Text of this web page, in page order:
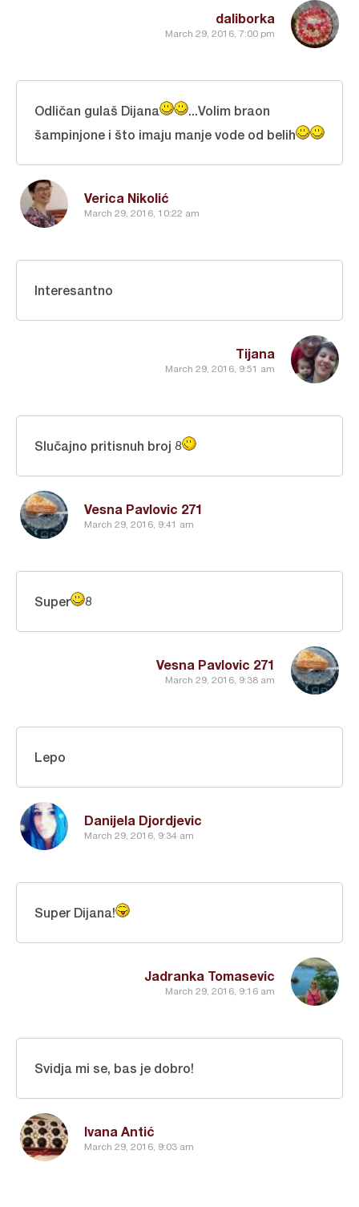
daliborka
March 29, 2016, 7:00 pm
Verica Nikolić
March 29, 2016, 10:22 am
Odličan gulaš Dijana
...Volim braon
šampinjone i što imaju manje vode od belih
Tijana
March 29, 2016, 9:51 am
Interesantno
Vesna Pavlovic 271
March 29, 2016, 9:41 am
Slučajno pritisnuh broj 8
Vesna Pavlovic 271
March 29, 2016, 9:38 am
Super 8
Danijela Djordjevic
March 29, 2016, 9:34 am
Lepo
Jadranka Tomasevic
March 29, 2016, 9:16 am
Super Dijana!
Ivana Antić
March 29, 2016, 9:03 am
Svidja mi se, bas je dobro!